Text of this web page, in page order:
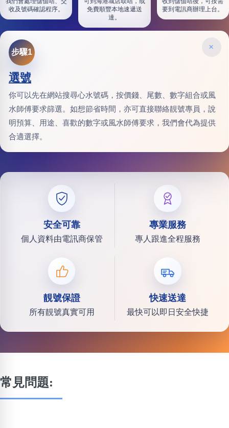
收及號碼確認程序。
免費順豐本地速遞送
達。
要到電訊商辦理上台。
×
步驟1
選號
你可以先在網站搜尋心水號碼，按價錢、尾數、數字組合或風
水師傅要求篩選。如想節省時間，亦可直接聯絡靚號專員，說
明預算、用途、喜歡的數字或風水師傅要求，我們會代為提供
合適選擇。
安全可靠
個人資料由電訊商保管
專業服務
專人跟進全程服務
靚號保證
所有靚號真實可用
快速送達
最快可以即日安全快捷
常見問題: